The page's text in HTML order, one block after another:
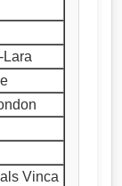
Lara
Vinca